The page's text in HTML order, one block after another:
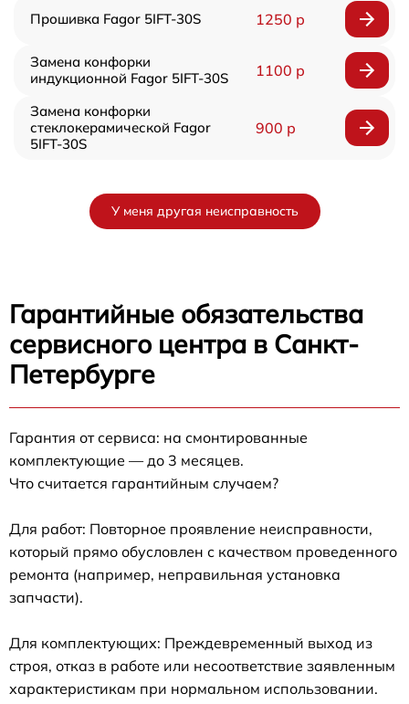
Прошивка Fagor 5IFT-30S 1250 р
Замена конфорки
индукционной Fagor 5IFT-30S
1100 р
Замена конфорки
стеклокерамической Fagor
5IFT-30S
900 р
У меня другая неисправность
Гарантийные обязательства
сервисного центра в Санкт-
Петербурге
Гарантия от сервиса: на смонтированные
комплектующие — до 3 месяцев.
Что считается гарантийным случаем?
Для работ: Повторное проявление неисправности,
который прямо обусловлен с качеством проведенного
ремонта (например, неправильная установка
запчасти).
Для комплектующих: Преждевременный выход из
строя, отказ в работе или несоответствие заявленным
характеристикам при нормальном использовании.